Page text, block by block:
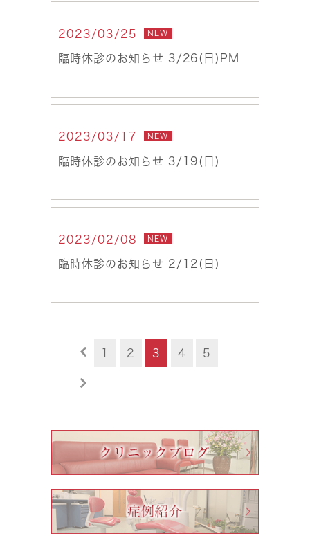
2023/03/25 NEW
臨時休診のお知らせ 3/26(日)PM
2023/03/17 NEW
臨時休診のお知らせ 3/19(日)
2023/02/08 NEW
臨時休診のお知らせ 2/12(日)
2 3 4 5